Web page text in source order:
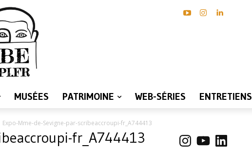
MUSÉES PATRIMOINE WEB-SÉRIES ENTRETIENS
Expo-Mme-de-Sevigne-par-scribeaccroupi-fr_A744413
fr_A744413 Instagram
YouTubeLinkedIn